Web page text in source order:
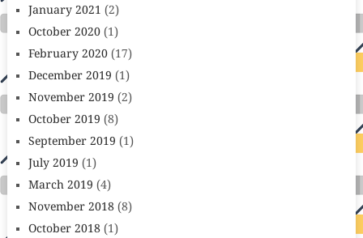
January 2021 (2)
October 2020(1)
February 2020(17)
December 2019 (1)
November 2019 (2)
October 2019 (8)
September 2019 (1)
July 2019 (1)
March 2019 (4)
November 2018(8)
October 2018(1)